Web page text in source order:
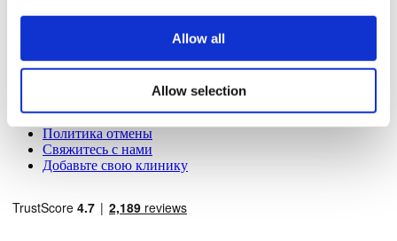
Allow all
Allow selection
FAQ
Условия и Положения
Политика отмены
Свяжитесь с нами
Добавьте свою клинику